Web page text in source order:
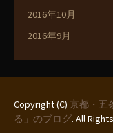
2016年10月
2016年9月
Copyright (C) 京都・五
る」のブログ. All